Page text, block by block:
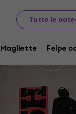
Tutte le
Magliette Felpe
Magliette